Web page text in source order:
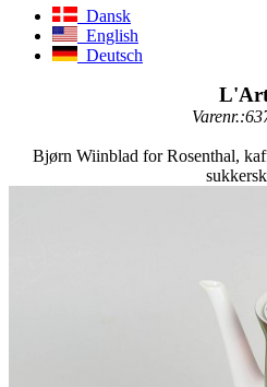
Dansk
English
Deutsch
Bjørn Wiinblad for Rosenthal,